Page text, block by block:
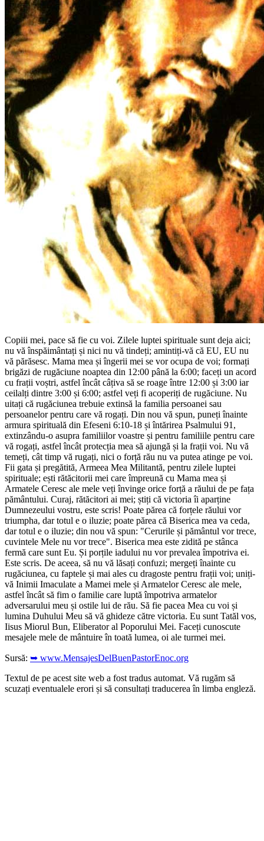
Copiii mei, pace să fie cu voi. Zilele luptei spirituale sunt deja aici;
nu vă înspăimântați și nici nu vă tindeți; amintiți-vă că EU, EU nu
vă părăsesc. Mama mea și îngerii mei se vor ocupa de voi; formați
brigăzi de rugăciune noaptea din 12:00 până la 6:00; faceți un acord
cu frații voștri, astfel încât câțiva să se roage între 12:00 și 3:00 iar
ceilalți dintre 3:00 și 6:00; astfel veți fi acoperiți de rugăciune. Nu
uitați că rugăciunea trebuie extinsă la familia persoanei sau
persoanelor pentru care vă rogați. Din nou vă spun, puneți înainte
armura spirituală din Efeseni 6:10-18 și întărirea Psalmului 91,
extinzându-o asupra familiilor voastre și pentru familiile pentru care
vă rogați, astfel încât protecția mea să ajungă și la frații voi. Nu vă
temeți, cât timp vă rugați, nici o forță rău nu va putea atinge pe voi.
Fii gata și pregătită, Armeea Mea Militantă, pentru zilele luptei
spirituale; ești rătăcitorii mei care împreună cu Mama mea și
Armatele Ceresc ale mele veți învinge orice forță a răului de pe fața
pământului. Curaj, rătăcitori ai mei; știți că victoria îi aparține
Dumnezeului vostru, este scris! Poate părea că forțele răului vor
triumpha, dar totul e o iluzie; poate părea că Biserica mea va ceda,
dar totul e o iluzie; din nou vă spun: "Cerurile și pământul vor trece,
cuvintele Mele nu vor trece". Biserica mea este zidită pe stânca
fermă care sunt Eu. Și porțile iadului nu vor prevalea împotriva ei.
Este scris. De aceea, să nu vă lăsați confuzi; mergeți înainte cu
rugăciunea, cu faptele și mai ales cu dragoste pentru frații voi; uniți-
vă Inimii Imaculate a Mamei mele și Armatelor Ceresc ale mele,
astfel încât să fim o familie care luptă împotriva armatelor
adversarului meu și ostile lui de rău. Să fie pacea Mea cu voi și
lumina Duhului Meu să vă ghideze către victoria. Eu sunt Tatăl vos,
Iisus Miorul Bun, Eliberator al Poporului Mei. Faceți cunoscute
mesajele mele de mântuire în toată lumea, oi ale turmei mei.
Sursă: ➥ www.MensajesDelBuenPastorEnoc.org
Textul de pe acest site web a fost tradus automat. Vă rugăm să
scuzați eventualele erori și să consultați traducerea în limba engleză.